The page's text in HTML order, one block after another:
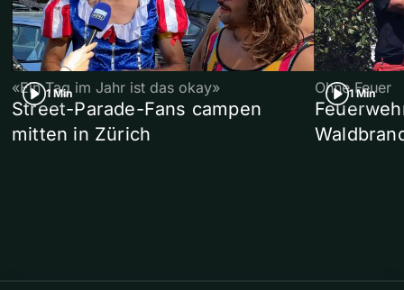
1 Min
«Ein Tag im Jahr ist das okay»
Street-Parade-Fans campen
mitten in Zürich
1 Min
Ohne Feuer